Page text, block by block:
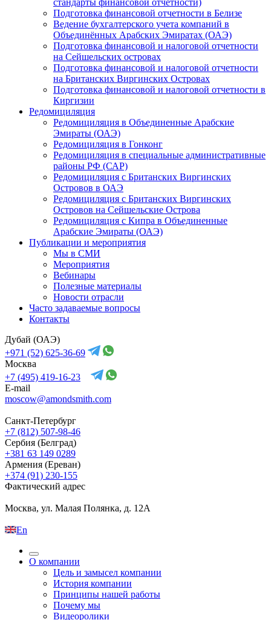
стандарты финансовой отчётности)
Подготовка финансовой отчетности в Белизе
Ведение бухгалтерского учета компаний в
Объединённых Арабских Эмиратах (ОАЭ)
Подготовка финансовой и налоговой отчетности
на Сейшельских островах
Подготовка финансовой и налоговой отчетности
на Британских Виргинских Островах
Подготовка финансовой и налоговой отчетности в
Киргизии
Редомициляция
Редомициляция в Объединенные Арабские
Эмираты (ОАЭ)
Редомициляция в Гонконг
Редомициляция в специальные административные
районы РФ (САР)
Редомициляция с Британских Виргинских
Островов в ОАЭ
Редомициляция с Британских Виргинских
Островов на Сейшельские Острова
Редомициляция с Кипра в Объединенные
Арабские Эмираты (ОАЭ)
Публикации и мероприятия
Мы в СМИ
Мероприятия
Вебинары
Полезные материалы
Новости отрасли
Часто задаваемые вопросы
Контакты
Дубай (ОАЭ)
+971 (52) 625-36-69
Москва
+7 (495) 419-16-23
E-mail
moscow@amondsmith.com
Санкт-Петербург
+7 (812) 507-98-46
Сербия (Белград)
+381 63 149 0289
Армения (Ереван)
+374 (91) 230-155
Фактический адрес
Москва, ул. Малая Полянка, д. 12А
En
О компании
Цель и замысел компании
История компании
Принципы нашей работы
Почему мы
Видеоролики